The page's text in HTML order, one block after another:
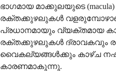
ഭാഗമായ മാക്കുലയുടെ
രക്തക്കുഴലുകൾ
പ്രധാനമായും വ്യക്തമായ
രക്തക്കുഴലുകൾ ദ്രാവകവും
വൈകല്യങ്ങൾക്കും കാഴ്ച
കാരണമാകുന്നു.